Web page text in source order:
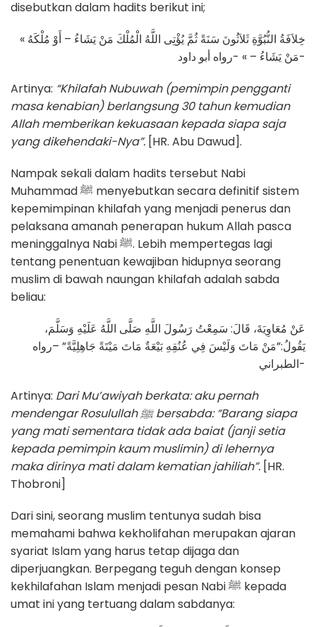
disebutkan dalam hadits berikut ini;
« خِلاَفَةُ النُّبُوَّةِ ثَلاَثُونَ سَنَةً ثُمَّ يُؤْتِى اللَّهُ الْمُلْكَ مَنْ يَشَاءُ – أَوْ مُلْكَهُ
مَنْ يَشَاءُ – » -رواه أبو داود-
Artinya: “Khilafah Nubuwah (pemimpin pengganti
masa kenabian) berlangsung 30 tahun kemudian
Allah memberikan kekuasaan kepada siapa saja
yang dikehendaki-Nya”. [HR. Abu Dawud].
Nampak sekali dalam hadits tersebut Nabi
Muhammad ﷺ menyebutkan secara definitif sistem
kepemimpinan khilafah yang menjadi penerus dan
pelaksana amanah penerapan hukum Allah pasca
meninggalnya Nabi ﷺ. Lebih mempertegas lagi
tentang penentuan kewajiban hidupnya seorang
muslim di bawah naungan khilafah adalah sabda
beliau:
عَنْ مُعَاوِيَةَ، قَالَ: سَمِعْتُ رَسُولَ اللَّهِ صَلَّى اللَّهُ عَلَيْهِ وَسَلَّمَ،
يَقُولُ:”مَنْ مَاتَ وَلَيْسَ فِي عُنُقِهِ بَيْعَةٌ مَاتَ مَيْتَةً جَاهِلِيَّةً” –رواه
الطبراني-
Artinya: Dari Mu’awiyah berkata: aku pernah
mendengar Rosulullahﷺbersabda: “Barang siapa
yang mati sementara tidak ada baiat (janji setia
kepada pemimpin kaum muslimin) di lehernya
maka dirinya mati dalam kematian jahiliah”. [HR.
Thobroni]
Dari sini, seorang muslim tentunya sudah bisa
memahami bahwa kekholifahan merupakan ajaran
syariat Islam yang harus tetap dijaga dan
diperjuangkan. Berpegang teguh dengan konsep
kekhilafahan Islam menjadi pesan Nabi ﷺ kepada
umat ini yang tertuang dalam sabdanya: